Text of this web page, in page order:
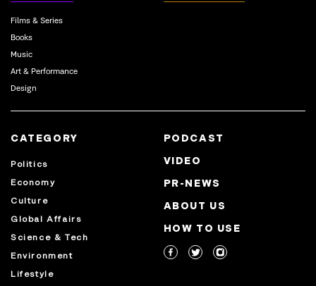
Films & Series
Books
Music
Art & Performance
Design
CATEGORY
Politics
Economy
Culture
Global Affairs
Science & Tech
Environment
Lifestyle
PODCAST
VIDEO
PR-NEWS
ABOUT US
HOW TO USE